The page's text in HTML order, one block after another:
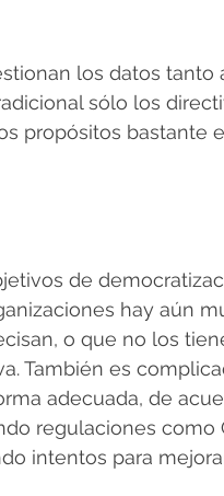
los datos tanto
sólo los
propósitos bastante
de
hay aún
o que no los
También es
adecuada, de
regulaciones como
intentos para